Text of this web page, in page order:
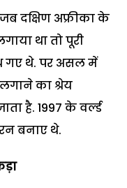
दक्षिण अफ्रीका के
था तो पूरी
गए थे. पर असल में
का श्रेय
है. 1997 के वर्ल्ड
बनाए थे.